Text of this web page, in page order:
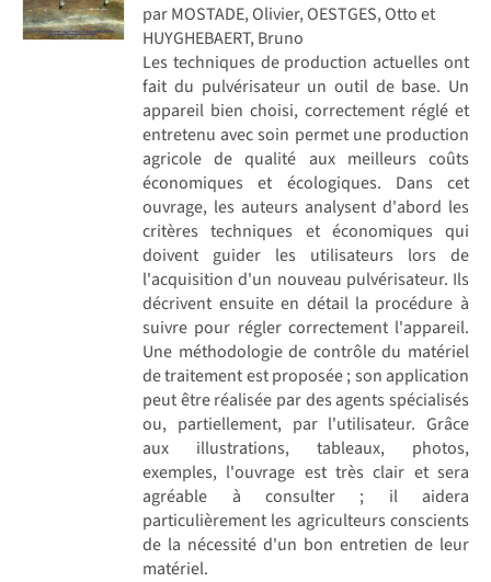
par MOSTADE, Olivier, OESTGES, Otto et
HUYGHEBAERT, Bruno
Les techniques de production actuelles ont
fait du pulvérisateur un outil de base. Un
appareil bien choisi, correctement réglé et
entretenu avec soin permet une production
agricole de qualité aux meilleurs coûts
économiques et écologiques. Dans cet
ouvrage, les auteurs analysent d'abord les
critères techniques et économiques qui
doivent guider les utilisateurs lors de
l'acquisition d'un nouveau pulvérisateur. Ils
décrivent ensuite en détail la procédure à
suivre pour régler correctement l'appareil.
Une méthodologie de contrôle du matériel
de traitement est proposée ; son application
peut être réalisée par des agents spécialisés
ou, partiellement, par l'utilisateur. Grâce
aux illustrations, tableaux, photos,
exemples, l'ouvrage est très clair et sera
agréable à consulter ; il aidera
particulièrement les agriculteurs conscients
de la nécessité d'un bon entretien de leur
matériel.